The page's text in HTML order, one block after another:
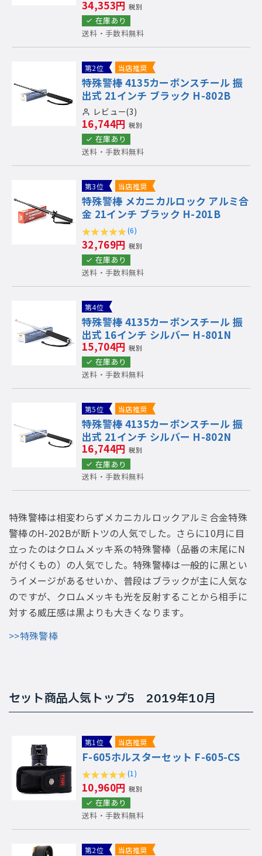
34,353円 税別
在庫あり
送料・手数料無料
第2位 当店推奨
特殊警棒 4135カーボンスチール 振
出式 21インチ ブラック H-802B
レビュー(3)
16,744円 税別
在庫あり
送料・手数料無料
第3位 当店推奨
特殊警棒 メカニカルロック アルミ合
金 21インチ ブラック H-201B
(6)
32,769円 税別
在庫あり
送料・手数料無料
第4位
特殊警棒 4135カーボンスチール 振
出式 16インチ シルバー H-801N
15,704円 税別
在庫あり
送料・手数料無料
第5位 当店推奨
特殊警棒 4135カーボンスチール 振
出式 21インチ シルバー H-802N
16,744円 税別
在庫あり
送料・手数料無料
特殊警棒は相変わらずメカニカルロックアルミ合金特殊
警棒のH-202Bが断トツの人気でした。さらに10月に目
立ったのはクロムメッキ系の特殊警棒（品番の末尾にN
が付くもの）の人気でした。特殊警棒は一般的に黒とい
うイメージがあるせいか、普段はブラックが主に人気な
のですが、クロムメッキも光を反射することから相手に
対する威圧感は黒よりも大きくなります。
>>特殊警棒
セット商品人気トップ5 2019年10月
第1位 当店推奨
F-605ホルスターセット F-605-CS
(1)
10,960円 税別
在庫あり
送料・手数料無料
第2位 当店推奨